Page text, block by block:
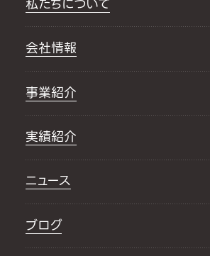
会社情報
事業紹介
実績紹介
ニュース
ブログ